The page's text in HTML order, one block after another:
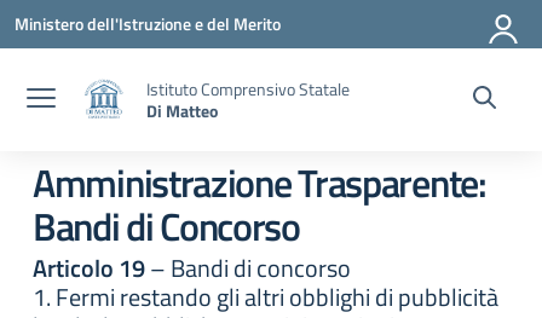
Vai ai contenuti
Vai al menu di navigazione
Vai al footer
Ministero dell'Istruzione e del Merito
Istituto Comprensivo Statale
Di Matteo
Amministrazione Trasparente:
Bandi di Concorso
Articolo 19– Bandi di concorso
1. Fermi restando gli altri obblighi di pubblicità